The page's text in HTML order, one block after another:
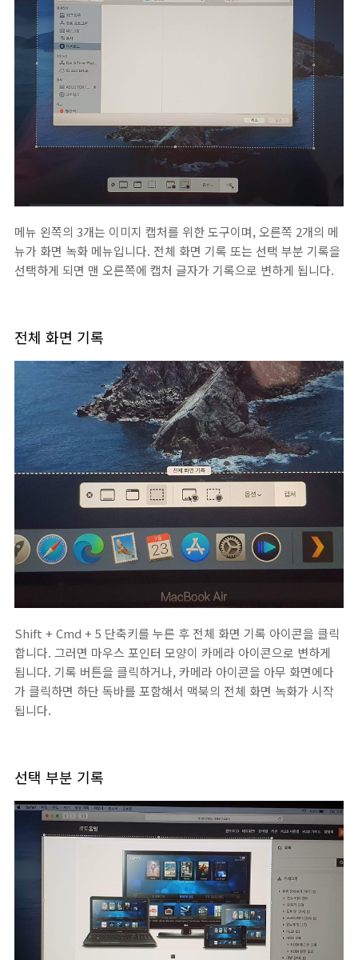
메뉴 왼쪽의 3개는 이미지 캡처를 위한 도구이며, 오른쪽 2개의 메
뉴가 화면 녹화 메뉴입니다. 전체 화면 기록 또는 선택 부분 기록을
선택하게 되면 맨 오른쪽에 캡처 글자가 기록으로 변하게 됩니다.
전체 화면 기록
Shift + Cmd + 5 단축키를 누른 후 전체 화면 기록 아이콘을 클릭
합니다. 그러면 마우스 포인터 모양이 카메라 아이콘으로 변하게
됩니다. 기록 버튼을 클릭하거나, 카메라 아이콘을 아무 화면에다
가 클릭하면 하단 독바를 포함해서 맥북의 전체 화면 녹화가 시작
됩니다.
선택 부분 기록